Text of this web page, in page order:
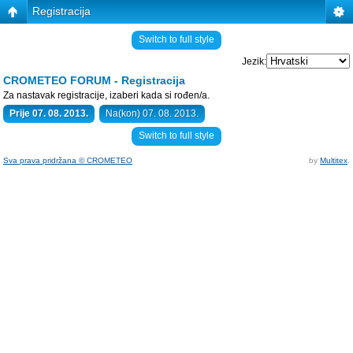
Registracija
Switch to full style
Jezik:
CROMETEO FORUM - Registracija
Za nastavak registracije, izaberi kada si rođen/a.
Prije 07. 08. 2013.
Na(kon) 07. 08. 2013.
Switch to full style
Sva prava pridržana © CROMETEO by Multitex